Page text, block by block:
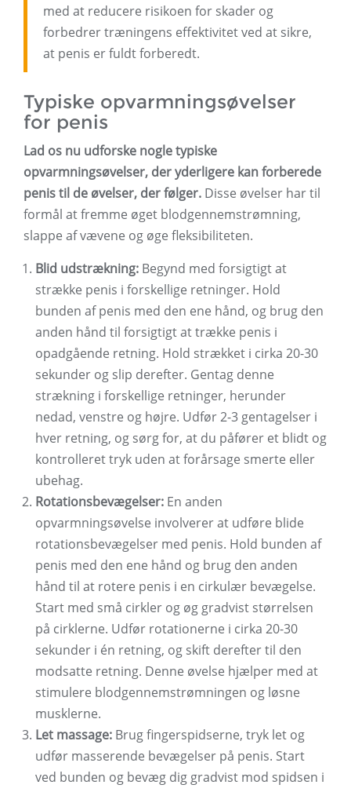
med at reducere risikoen for skader og
forbedrer træningens effektivitet ved at sikre,
at penis er fuldt forberedt.
Typiske opvarmningsøvelser
for penis
Lad os nu udforske nogle typiske
opvarmningsøvelser, der yderligere kan forberede
penis til de øvelser, der følger. Disse øvelser har til
formål at fremme øget blodgennemstrømning,
slappe af vævene og øge fleksibiliteten.
Blid udstrækning: Begynd med forsigtigt at
strække penis i forskellige retninger. Hold
bunden af ​​penis med den ene hånd, og brug den
anden hånd til forsigtigt at trække penis i
opadgående retning. Hold strækket i cirka 20-30
sekunder og slip derefter. Gentag denne
strækning i forskellige retninger, herunder
nedad, venstre og højre. Udfør 2-3 gentagelser i
hver retning, og sørg for, at du påfører et blidt og
kontrolleret tryk uden at forårsage smerte eller
ubehag.
Rotationsbevægelser: En anden
opvarmningsøvelse involverer at udføre blide
rotationsbevægelser med penis. Hold bunden af ​​
penis med den ene hånd og brug den anden
hånd til at rotere penis i en cirkulær bevægelse.
Start med små cirkler og øg gradvist størrelsen
på cirklerne. Udfør rotationerne i cirka 20-30
sekunder i én retning, og skift derefter til den
modsatte retning. Denne øvelse hjælper med at
stimulere blodgennemstrømningen og løsne
musklerne.
Let massage: Brug fingerspidserne, tryk let og
udfør masserende bevægelser på penis. Start
ved bunden og bevæg dig gradvist mod spidsen i